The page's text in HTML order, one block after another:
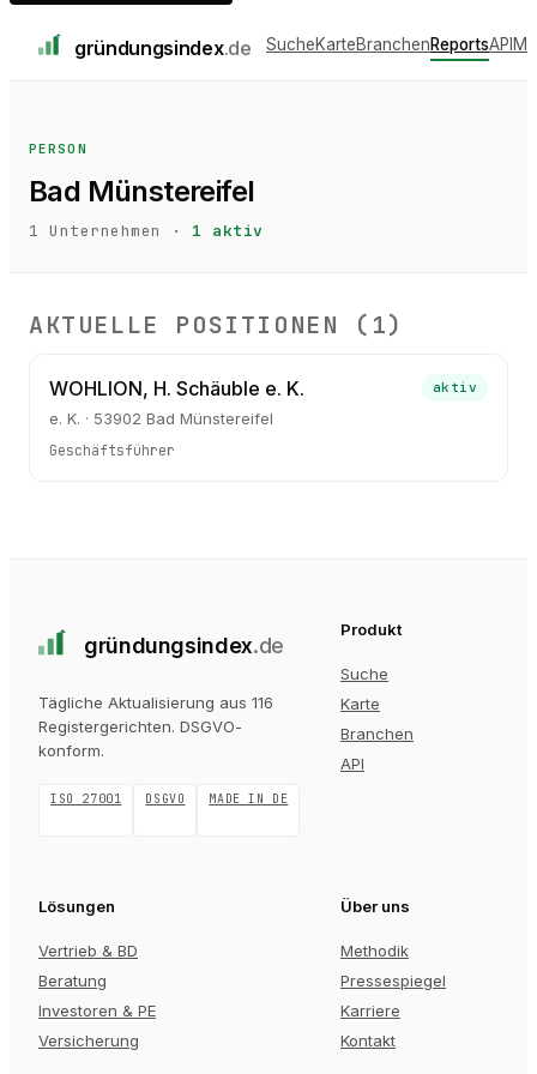
gründungsindex.de SucheKarteBranchenReportsAPI
PERSON
Bad Münstereifel
1 Unternehmen · 1 aktiv
AKTUELLE POSITIONEN ( 1)
WOHLION, H. Schäuble e. K.
e. K. · 53902 Bad Münstereifel
aktiv
Geschäftsführer
gründungsindex.de
Tägliche Aktualisierung aus 116
Registergerichten. DSGVO-
konform.
ISO 27001 DSGVO MADE IN DE
Produkt
Suche
Karte
Branchen
API
Lösungen
Vertrieb & BD
Beratung
Investoren & PE
Versicherung
Über uns
Methodik
Pressespiegel
Karriere
Kontakt